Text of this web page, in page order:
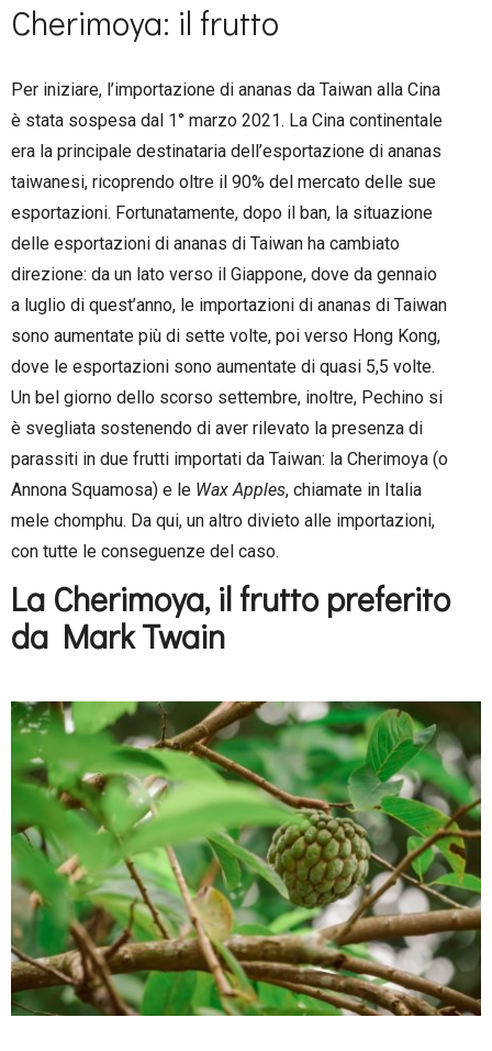
Cherimoya: il frutto
Per iniziare, l’importazione di ananas da Taiwan alla Cina
è stata sospesa dal 1° marzo 2021. La Cina continentale
era la principale destinataria dell’esportazione di ananas
taiwanesi, ricoprendo oltre il 90% del mercato delle sue
esportazioni. Fortunatamente, dopo il ban, la situazione
delle esportazioni di ananas di Taiwan ha cambiato
direzione: da un lato verso il Giappone, dove da gennaio
a luglio di quest’anno, le importazioni di ananas di Taiwan
sono aumentate più di sette volte, poi verso Hong Kong,
dove le esportazioni sono aumentate di quasi 5,5 volte.
Un bel giorno dello scorso settembre, inoltre, Pechino si
è svegliata sostenendo di aver rilevato la presenza di
parassiti in due frutti importati da Taiwan: la Cherimoya (o
Annona Squamosa) e le Wax Apples, chiamate in Italia
mele chomphu. Da qui, un altro divieto alle importazioni,
con tutte le conseguenze del caso.
La Cherimoya, il frutto preferito
da Mark Twain